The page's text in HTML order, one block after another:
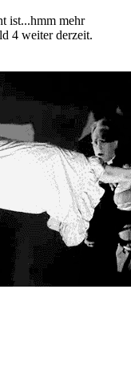
ist...hmm mehr
4 weiter derzeit.